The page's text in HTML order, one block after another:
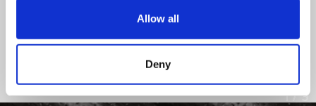
Allow all
Deny
productos e instalaciones de K-FLEX.
LEER TODAS LAS NOTICIAS
1/3